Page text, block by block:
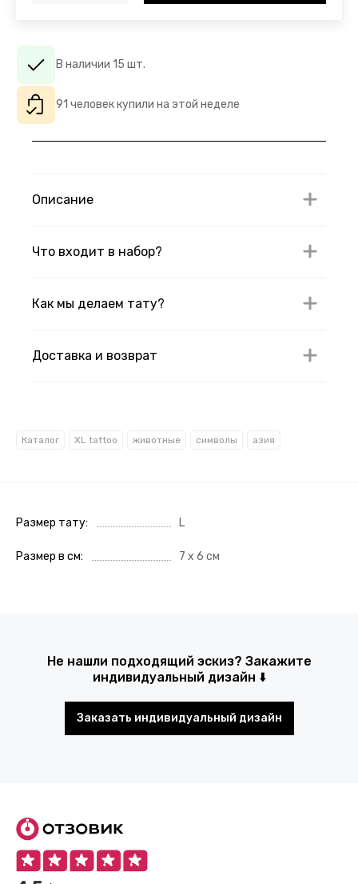
В наличии 15 шт.
91 человек купили на этой неделе
Описание
Что входит в набор?
Как мы делаем тату?
Доставка и возврат
Каталог XL tattoo животные символы азия
Размер тату L
Размер в см 7 х 6 см
Не нашли подходящий эскиз? Закажите
индивидуальный дизайн ⬇️
Заказать индивидуальный дизайн